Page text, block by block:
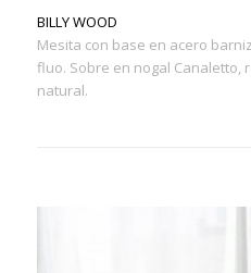
BILLY WOOD
Mesita con base en acero
fluo. Sobre en nogal Canaletto,
natural.